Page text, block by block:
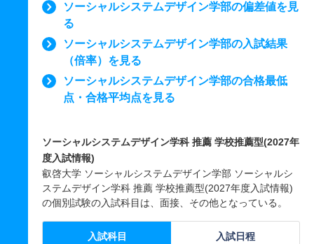
ソーシャルシステムデザイン学部の偏差値を見
る
ソーシャルシステムデザイン学部の入試結果
（倍率）を見る
ソーシャルシステムデザイン学部の合格最低
点・合格平均点を見る
ソーシャルシステムデザイン学科 推薦 学校推薦型(2027年
度入試情報)
叡啓大学 ソーシャルシステムデザイン学部 ソーシャルシ
ステムデザイン学科 推薦 学校推薦型(2027年度入試情報)
の個別試験の入試科目は、面接、その他となっている。
入試科目 入試日程